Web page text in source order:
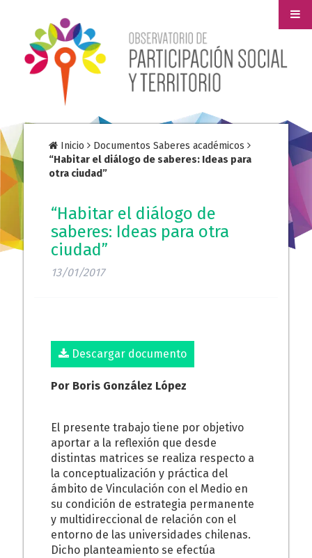
Inicio
Documentos Saberes académicos
“Habitar el diálogo de saberes: Ideas para
otra ciudad”
“Habitar el diálogo de
saberes: Ideas para otra
ciudad”
13/01/2017
Descargar documento
Por Boris González López
El presente trabajo tiene por objetivo
aportar a la reflexión que desde
distintas matrices se realiza respecto a
la conceptualización y práctica del
ámbito de Vinculación con el Medio en
su condición de estrategia permanente
y multidireccional de relación con el
entorno de las universidades chilenas.
Dicho planteamiento se efectúa